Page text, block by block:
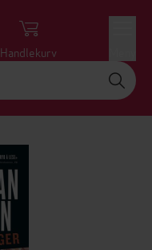
Handlekurv